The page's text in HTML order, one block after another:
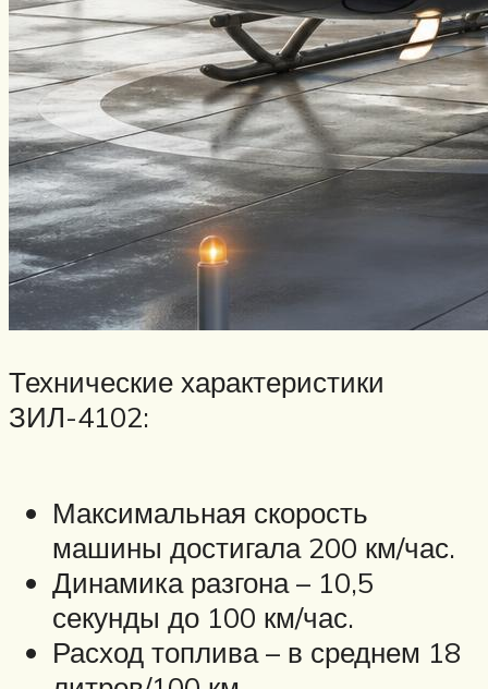
Технические характеристики
ЗИЛ-4102:
Максимальная скорость
машины достигала 200 км/час.
Динамика разгона – 10,5
секунды до 100 км/час.
Расход топлива – в среднем 18